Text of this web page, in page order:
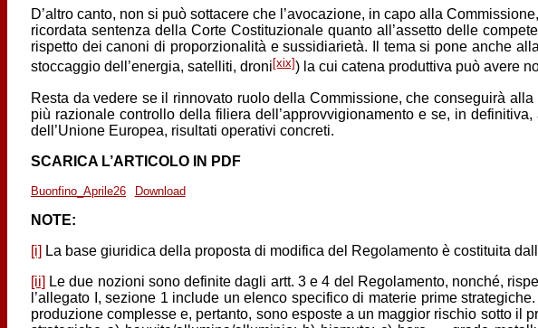
D’altro canto, non si può sottacere che l’avocazione, in capo alla
ricordata sentenza della Corte Costituzionale quanto all’assetto delle
rispetto dei canoni di proporzionalità e sussidiarietà. Il tema si pone anche
stoccaggio dell’energia, satelliti, droni[xix]) la cui catena produttiva può avere
Resta da vedere se il rinnovato ruolo della Commissione, che conseguirà
più razionale controllo della filiera dell’approvvigionamento e se, in
dell’Unione Europea, risultati operativi concreti.
SCARICA L’ARTICOLO IN PDF
Buonfino_Aprile26 Download
NOTE:
[i] La base giuridica della proposta di modifica del Regolamento è costituita
[ii] Le due nozioni sono definite dagli artt. 3 e 4 del Regolamento, nonché,
l’allegato I, sezione 1 include un elenco specifico di materie prime
produzione complesse e, pertanto, sono esposte a un maggior rischio sotto